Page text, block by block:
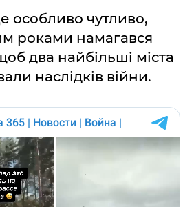
особливо чутливо,
роками намагався
два найбільші міста
наслідків війни.